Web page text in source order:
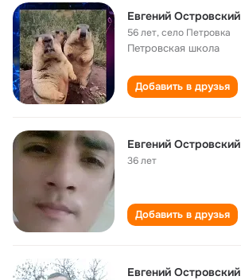
Евгений Островский
56 лет,село Петровка
Петровская школа
Добавить в друзья
Евгений Островский
36 лет
Добавить в друзья
Евгений Островский